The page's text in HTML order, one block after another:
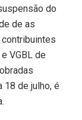
do
de as
VGBL de
18 de julho, é